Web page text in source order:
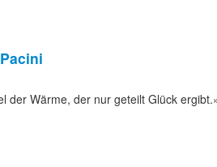
der Wärme, der nur geteilt Glück